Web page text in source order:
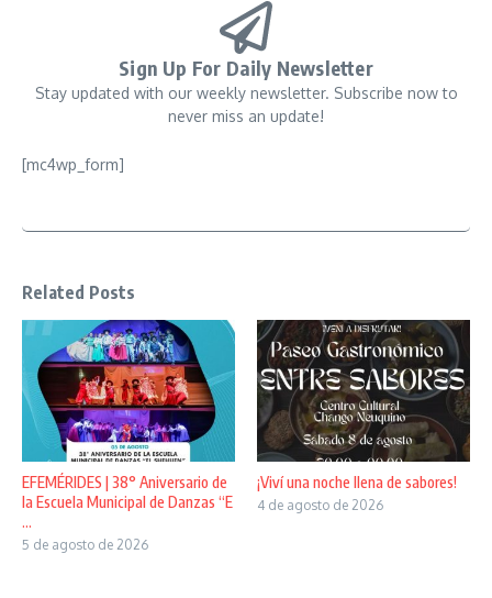
Sign Up For Daily Newsletter
Stay updated with our weekly newsletter. Subscribe now to
never miss an update!
[mc4wp_form]
Related Posts
EFEMÉRIDES | 38° Aniversario de
la Escuela Municipal de Danzas “E
...
5 de agosto de 2026
¡Viví una noche llena de sabores!
4 de agosto de 2026